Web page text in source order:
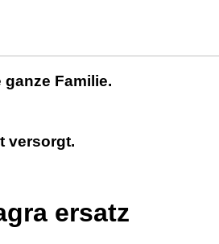
Familie.
versorgt.
ersatz